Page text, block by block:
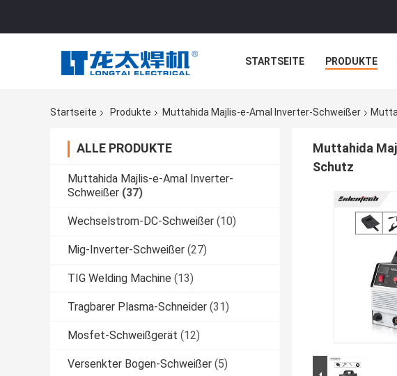
STARTSEITE PRODUKTE
Startseite Produkte Muttahida Majlis-e-Amal Inverter-Schweißer
ALLE PRODUKTE
Muttahida Majlis-e-Amal Inverter-
Schweißer (37)
Wechselstrom-DC-Schweißer (10)
Mig-Inverter-Schweißer (27)
TIG Welding Machine (13)
Tragbarer Plasma-Schneider (31)
Mosfet-Schweißgerät (12)
Versenkter Bogen-Schweißer (5)
Muttahida
Schutz